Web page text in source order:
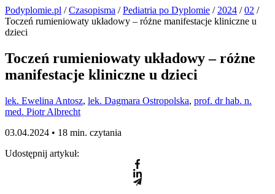
Podyplomie.pl /Czasopisma /Pediatria po Dyplomie / 2024 /02 /
Toczeń rumieniowaty układowy – różne manifestacje kliniczne u
dzieci
Toczeń rumieniowaty układowy – różne
manifestacje kliniczne u dzieci
lek. Ewelina Antosz, lek. Dagmara Ostropolska, prof. dr hab. n.
med. Piotr Albrecht
03.04.2024 • 18 min. czytania
Udostępnij artykuł: